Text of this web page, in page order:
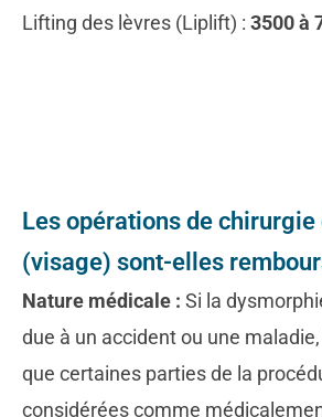
Lifting des lèvres (Liplift) : 3500 à
Les opérations de
(visage) sont-elles
Nature médicale : Si la
due à un accident ou une
que certaines parties de la
considérées comme